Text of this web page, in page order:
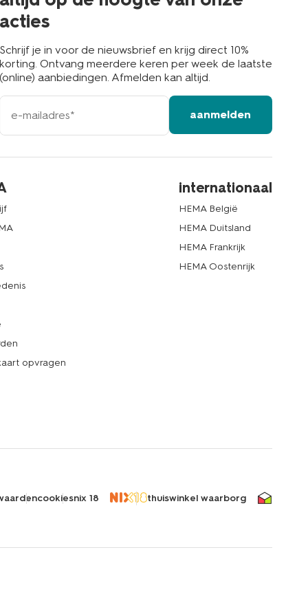
acties
Schrijf je in voor de nieuwsbrief en krijg direct 10%
korting. Ontvang meerdere keren per week de laatste
(online) aanbiedingen. Afmelden kan altijd.
e-
mailadres
aanmelden
opvragen
internationaal
HEMA België
HEMA Duitsland
HEMA Frankrijk
HEMA Oostenrijk
cookiesnix 18 thuiswinkel waarborg